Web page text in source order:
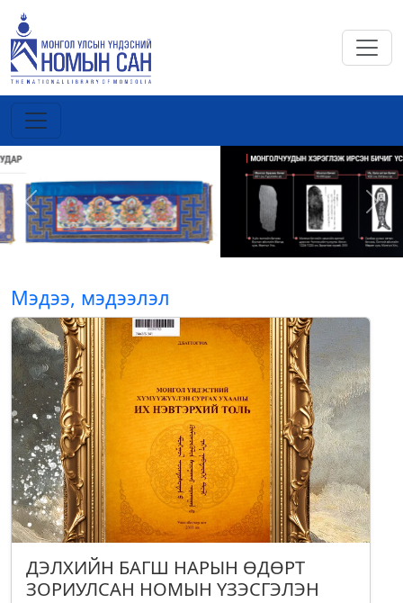
Previous Next
Мэдээ, мэдээлэл
ДЭЛХИЙН БАГШ НАРЫН ӨДӨРТ
ЗОРИУЛСАН НОМЫН ҮЗЭСГЭЛЭН